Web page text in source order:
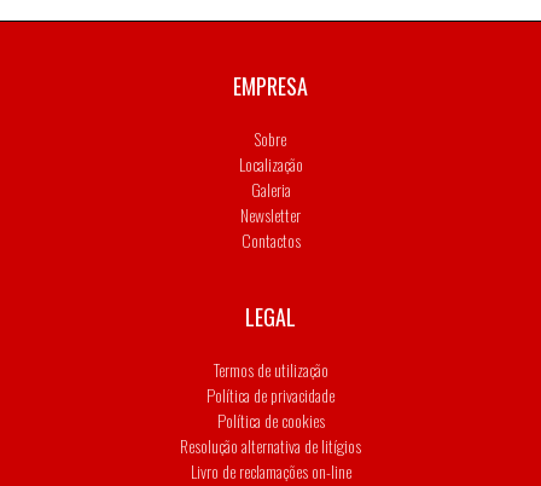
EMPRESA
Sobre
Localização
Galeria
Newsletter
Contactos
LEGAL
Termos de utilização
Política de privacidade
Política de cookies
Resolução alternativa de litígios
Livro de reclamações on-line